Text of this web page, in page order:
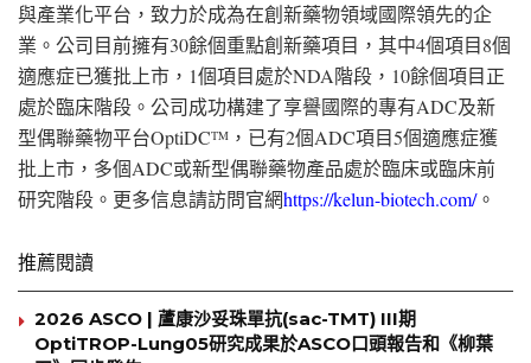
與產業化平台，致力於成為在創新藥物領域國際領先的企
業。公司目前擁有30餘個重點創新藥項目，其中4個項目8個
適應症已獲批上市，1個項目處於NDA階段，10餘個項目正
處於臨床階段。公司成功構建了享譽國際的專有ADC及新
型偶聯藥物平台OptiDCTM ，已有2個ADC項目5個適應症獲
批上市，多個ADC或新型偶聯藥物產品處於臨床或臨床前
研究階段。更多信息請訪問官網https://kelun-biotech.com/。
推薦閱讀
2026 ASCO | 蘆康沙妥珠單抗(sac-TMT) III期
OptiTROP-Lung05研究成果於ASCO口頭報告和《柳葉